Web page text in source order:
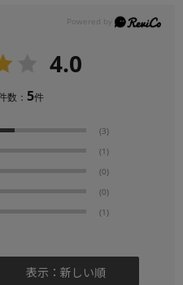
4.0
数： 5件
(3)
(1)
(0)
(0)
(1)
表示：新しい順